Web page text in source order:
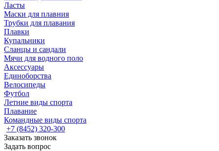
Ласты
Маски для плавния
Трубки для плавания
Плавки
Купальники
Сланцы и сандали
Мячи для водного поло
Аксессуары
Единоборства
Велосипеды
Футбол
Летние виды спорта
Плавание
Командные виды спорта
+7 (8452) 320-300
Заказать звонок
Задать вопрос